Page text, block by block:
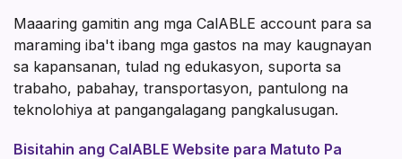
Maaaring gamitin ang mga CalABLE account para sa
maraming iba't ibang mga gastos na may kaugnayan
sa kapansanan, tulad ng edukasyon, suporta sa
trabaho, pabahay, transportasyon, pantulong na
teknolohiya at pangangalagang pangkalusugan.
Bisitahin ang CalABLE Website para Matuto Pa